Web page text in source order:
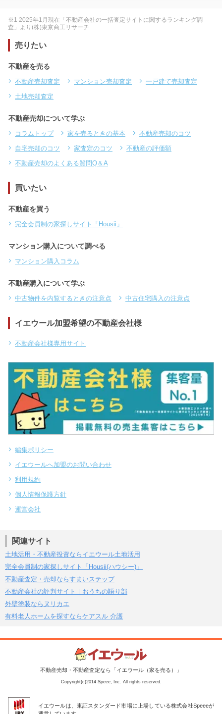
※1 2025年1月現在「不動産会社の一括査定サイトに関するランキング調
査」より(株)東京商工リサーチ
売りたい
不動産を売る
不動産売却査定 マンション売却査定
一戸建て売却査定
土地売却査定
不動産売却について学ぶ
コラムトップ 家を売るときの基本
不動産売却のコツ
自宅売却のコツ
家査定のコツ
不動産の評価額
不動産売却のよくある質問Q＆A
買いたい
不動産を買う
完全会員制の家探しサイト「Housii」
マンション購入について調べる
マンション購入コラム
不動産購入について学ぶ
中古物件を内覧するときの注意点 中古住宅購入の注意点
イエウール加盟希望の不動産会社様
不動産会社様専用サイト
編集ポリシー
イエウールへ加盟のお問い合わせ
利用規約
個人情報保護方針
運営会社
関連サイト
土地活用・不動産投資ならイエウール土地活用
完全会員制の家探しサイト「Housii(ハウシー)」
不動産査定・売却ならすまいステップ
不動産会社の評判サイト｜おうちの語り部
外壁塗装ならヌリカエ
有料老人ホームを探すならケアスル 介護
不動産売却・不動産査定なら「イエウール（家を売る）」
Copyright(c)2014 Speee, Inc. All rights reserved.
イエウールは、東証スタンダード市場に上場している株式会社Speeeが